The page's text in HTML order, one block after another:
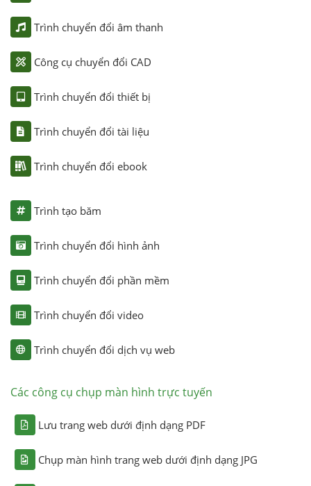
Trình chuyển đổi âm thanh
Công cụ chuyển đổi CAD
Trình chuyển đổi thiết bị
Trình chuyển đổi tài liệu
Trình chuyển đổi ebook
Trình tạo băm
Trình chuyển đổi hình ảnh
Trình chuyển đổi phần mềm
Trình chuyển đổi video
Trình chuyển đổi dịch vụ web
Các công cụ chụp màn hình trực tuyến
Lưu trang web dưới định dạng PDF
Chụp màn hình trang web dưới định dạng JPG